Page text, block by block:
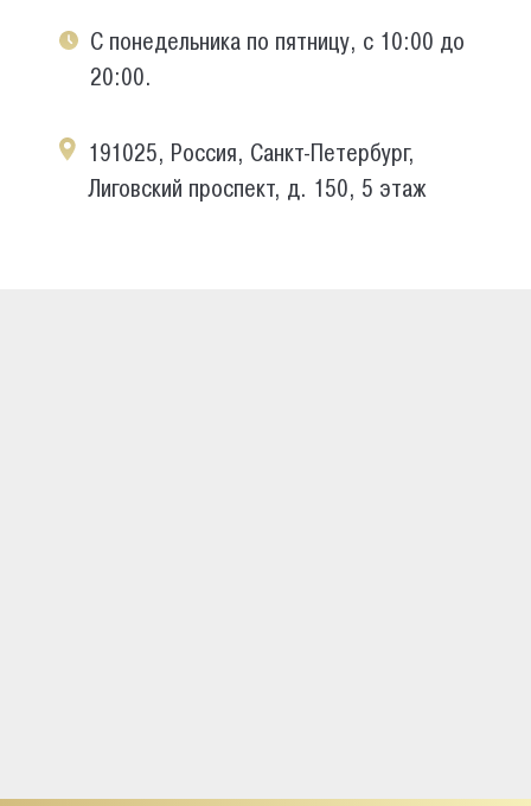
С понедельника по пятницу, с 10:00 до
20:00.
191025, Россия, Санкт-Петербург,
Лиговский проспект, д. 150, 5 этаж